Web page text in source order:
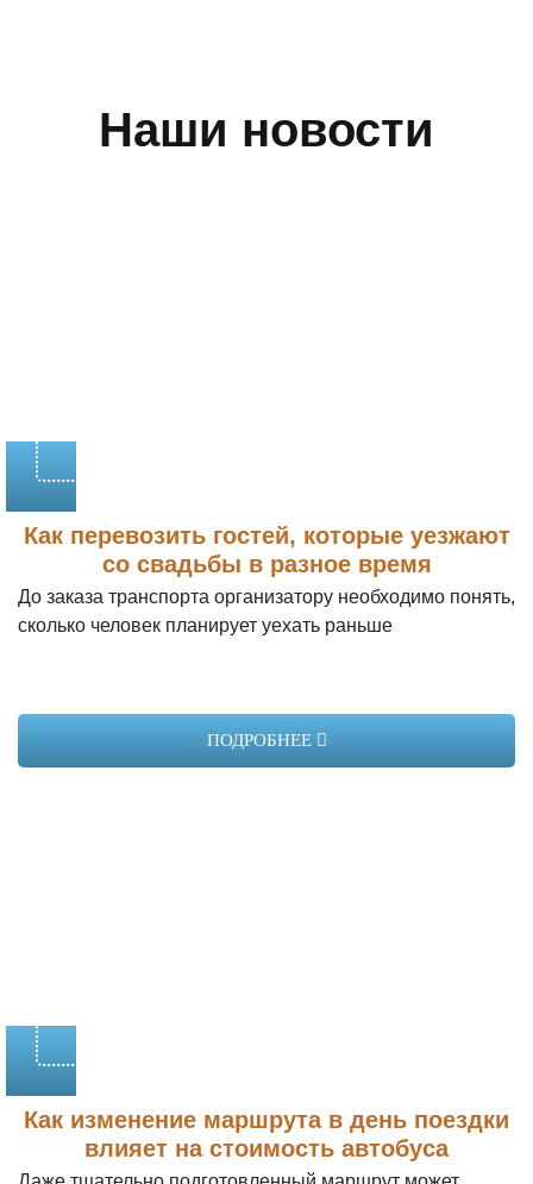
Наши новости
Как перевозить гостей, которые уезжают
со свадьбы в разное время
До заказа транспорта организатору необходимо понять,
сколько человек планирует уехать раньше
ПОДРОБНЕЕ
Как изменение маршрута в день поездки
влияет на стоимость автобуса